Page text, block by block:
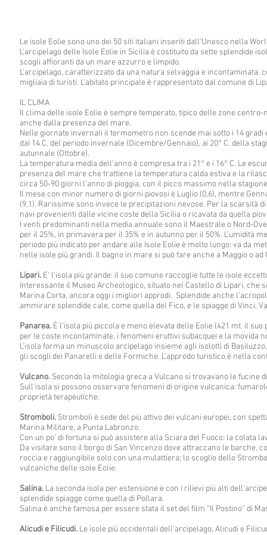
Le isole Eolie sono uno dei 50 siti italiani inseriti dall'Unesco nella
L'arcipelago delle Isole Eolie in Sicilia è costituito da sette splendide
scogli affioranti da un mare azzurro e limpido.
L'arcipelago, caratterizzato da una natura selvaggia e incontaminata,
migliaia di turisti. L'abitato principale è rappresentato dal comune di
IL CLIMA
Il clima delle isole Eolie è sempre temperato, tipico delle zone
anche dalla presenza del mare.
Nelle giornate invernali il termometro non scende mai sotto i 14
dai 14 C. del periodo invernale (Dicembre/Gennaio), ai 20° C. della
autunnale (Ottobre).
La temperatura media dell’anno è compresa tra i 21° e i 16° C. Le
presenza del mare che trattiene la temperatura calda estiva e la
circa 50-90 giorni l’anno di pioggia, con il picco massimo nella
Il mese con minor numero di giorni piovosi è Luglio (0,6), mentre
(9,1). Rarissime sono invece le precipitazioni nevose. Per la scarsità
navi provenienti dalle vicine coste della Sicilia o ricavata da quella
I venti predominanti nella media annuale sono il Maestrale o Nord-
per il 25%, in primavera per il 35% e in autunno per il 50%. L’umidità
periodo più indicato per andare alle Isole Eolie è molto lungo: va da
nelle isole più grandi. Il bagno in mare si può fare anche a Maggio o
Lipari. E' l'isola più grande: il suo comune raccoglie tutte le isole
Interessante il Museo Archeologico, situato nel Castello di Lipari, che
Marina Corta, ancora oggi i migliori approdi. Splendide anche
ammirare splendide cale, come quella del Fico, e le spiagge di Vinci,
Panarea. È l’isola più piccola e meno elevata delle Eolie (421 mt. il
per le coste incontaminate, i fenomeni eruttivi subacquei e la movida
L'isola forma un minuscolo arcipelago insieme agli isolotti di
gli scogli dei Panarelli e delle Formiche. L’approdo turistico è nella
Vulcano. Secondo la mitologia greca a Vulcano si trovavano le fucine
Sull'isola si possono osservare fenomeni di origine vulcanica:
proprietà terapeutiche.
Stromboli. Stromboli è sede del più attivo dei vulcani europei, con
Marina Militare, a Punta Labronzo.
Con un po' di fortuna si può assistere alla Sciara del Fuoco: la colata
Da visitare sono il borgo di San Vincenzo dove attraccano le
roccia e raggiungibile solo con una mulattiera; lo scoglio dello
vulcaniche delle isole Eolie.
Salina. La seconda isola per estensione e con i rilievi più alti
splendide spiagge come quella di Pollara.
Salina è anche famosa per essere stata il set del film “Il Postino” di
Alicudi e Filicudi. Le isole più occidentali dell’arcipelago, Alicudi e